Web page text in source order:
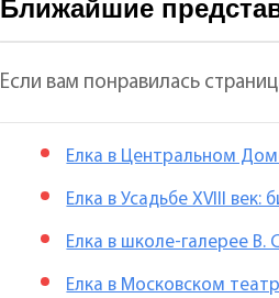
Ближайшие
Если вам понравилась
Елка в Центральном
Елка в Усадьбе XVIII век:
Елка в школе-галерее В.
Елка в Московском